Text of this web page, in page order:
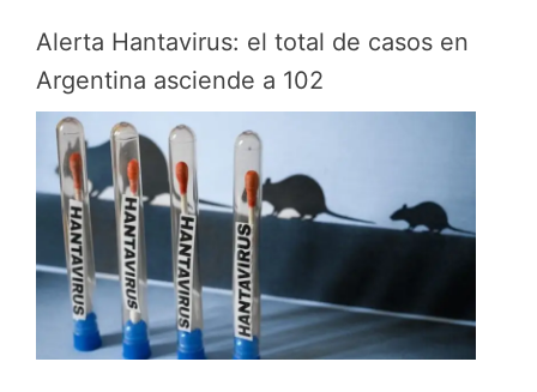
Alerta Hantavirus: el total de casos en
Argentina asciende a 102